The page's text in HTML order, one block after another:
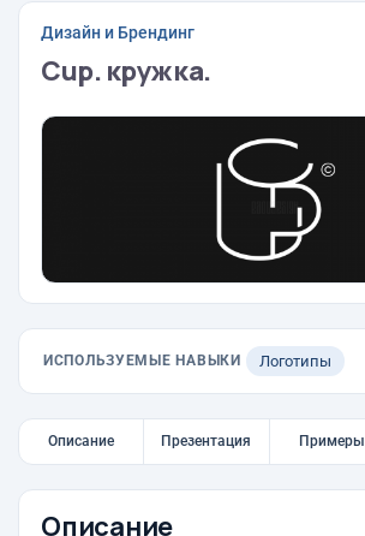
Дизайн и Брендинг
Cup. кружка.
ИСПОЛЬЗУЕМЫЕ НАВЫКИ Логотипы
Описание Презентация Примеры
Описание